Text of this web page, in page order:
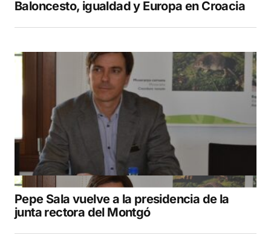
Baloncesto, igualdad y Europa en Croacia
Pepe Sala vuelve a la presidencia de la
junta rectora del Montgó